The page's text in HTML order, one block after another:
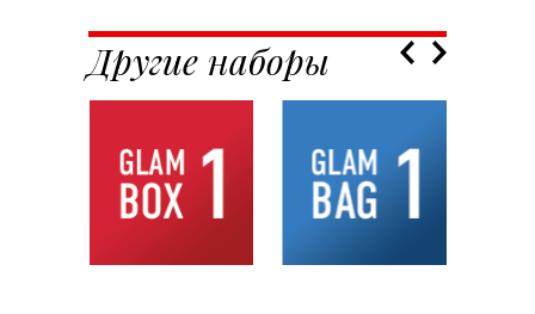
Другие наборы